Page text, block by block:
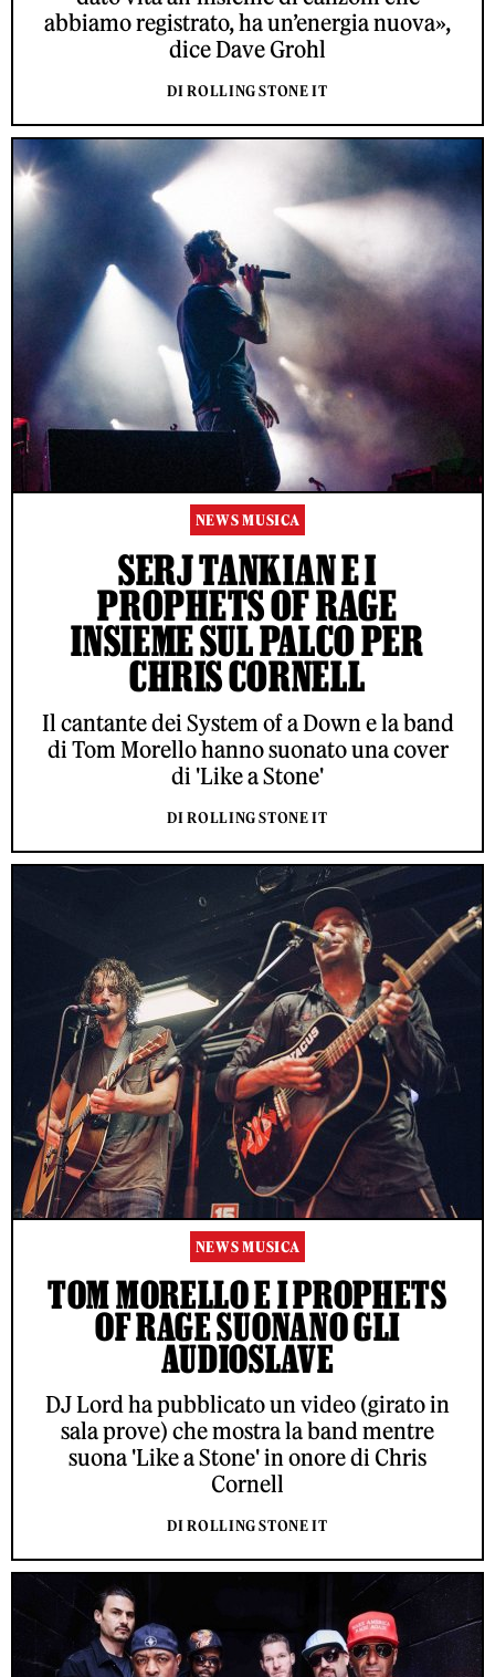
abbiamo registrato, ha un’energia nuova»,
dice Dave Grohl
DI ROLLING STONE IT
NEWS MUSICA
SERJ TANKIAN E I
PROPHETS OF RAGE
INSIEME SUL PALCO PER
CHRIS CORNELL
Il cantante dei System of a Down e la band
di Tom Morello hanno suonato una cover
di 'Like a Stone'
DI ROLLING STONE IT
NEWS MUSICA
TOM MORELLO E I PROPHETS
OF RAGE SUONANO GLI
AUDIOSLAVE
DJ Lord ha pubblicato un video (girato in
sala prove) che mostra la band mentre
suona 'Like a Stone' in onore di Chris
Cornell
DI ROLLING STONE IT